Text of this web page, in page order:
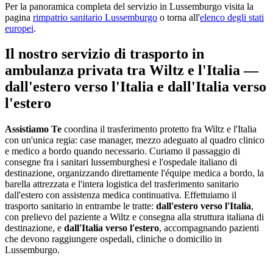
Per la panoramica completa del servizio in Lussemburgo visita la
pagina rimpatrio sanitario Lussemburgo o torna all'elenco degli stati
europei.
Il nostro servizio di trasporto in
ambulanza privata tra Wiltz e l'Italia —
dall'estero verso l'Italia e dall'Italia verso
l'estero
Assistiamo Te coordina il trasferimento protetto fra Wiltz e l'Italia
con un'unica regia: case manager, mezzo adeguato al quadro clinico
e medico a bordo quando necessario. Curiamo il passaggio di
consegne fra i sanitari lussemburghesi e l'ospedale italiano di
destinazione, organizzando direttamente l'équipe medica a bordo, la
barella attrezzata e l'intera logistica del trasferimento sanitario
dall'estero con assistenza medica continuativa. Effettuiamo il
trasporto sanitario in entrambe le tratte: dall'estero verso l'Italia,
con prelievo del paziente a Wiltz e consegna alla struttura italiana di
destinazione, e dall'Italia verso l'estero, accompagnando pazienti
che devono raggiungere ospedali, cliniche o domicilio in
Lussemburgo.